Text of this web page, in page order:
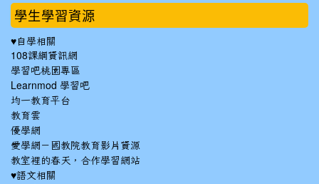
學生學習資源
♥自學相關
108課綱資訊網
學習吧桃園專區
Learnmod 學習吧
均一教育平台
教育雲
優學網
愛學網－國教院教育影片資源
教室裡的春天，合作學習網站
♥語文相關